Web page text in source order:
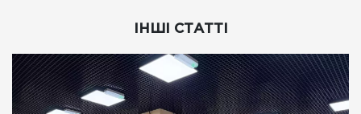
ІНШІ СТАТТІ